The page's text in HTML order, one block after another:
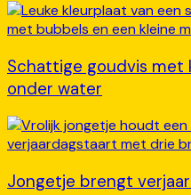
Schattige goudvis met
onder water
Jongetje brengt